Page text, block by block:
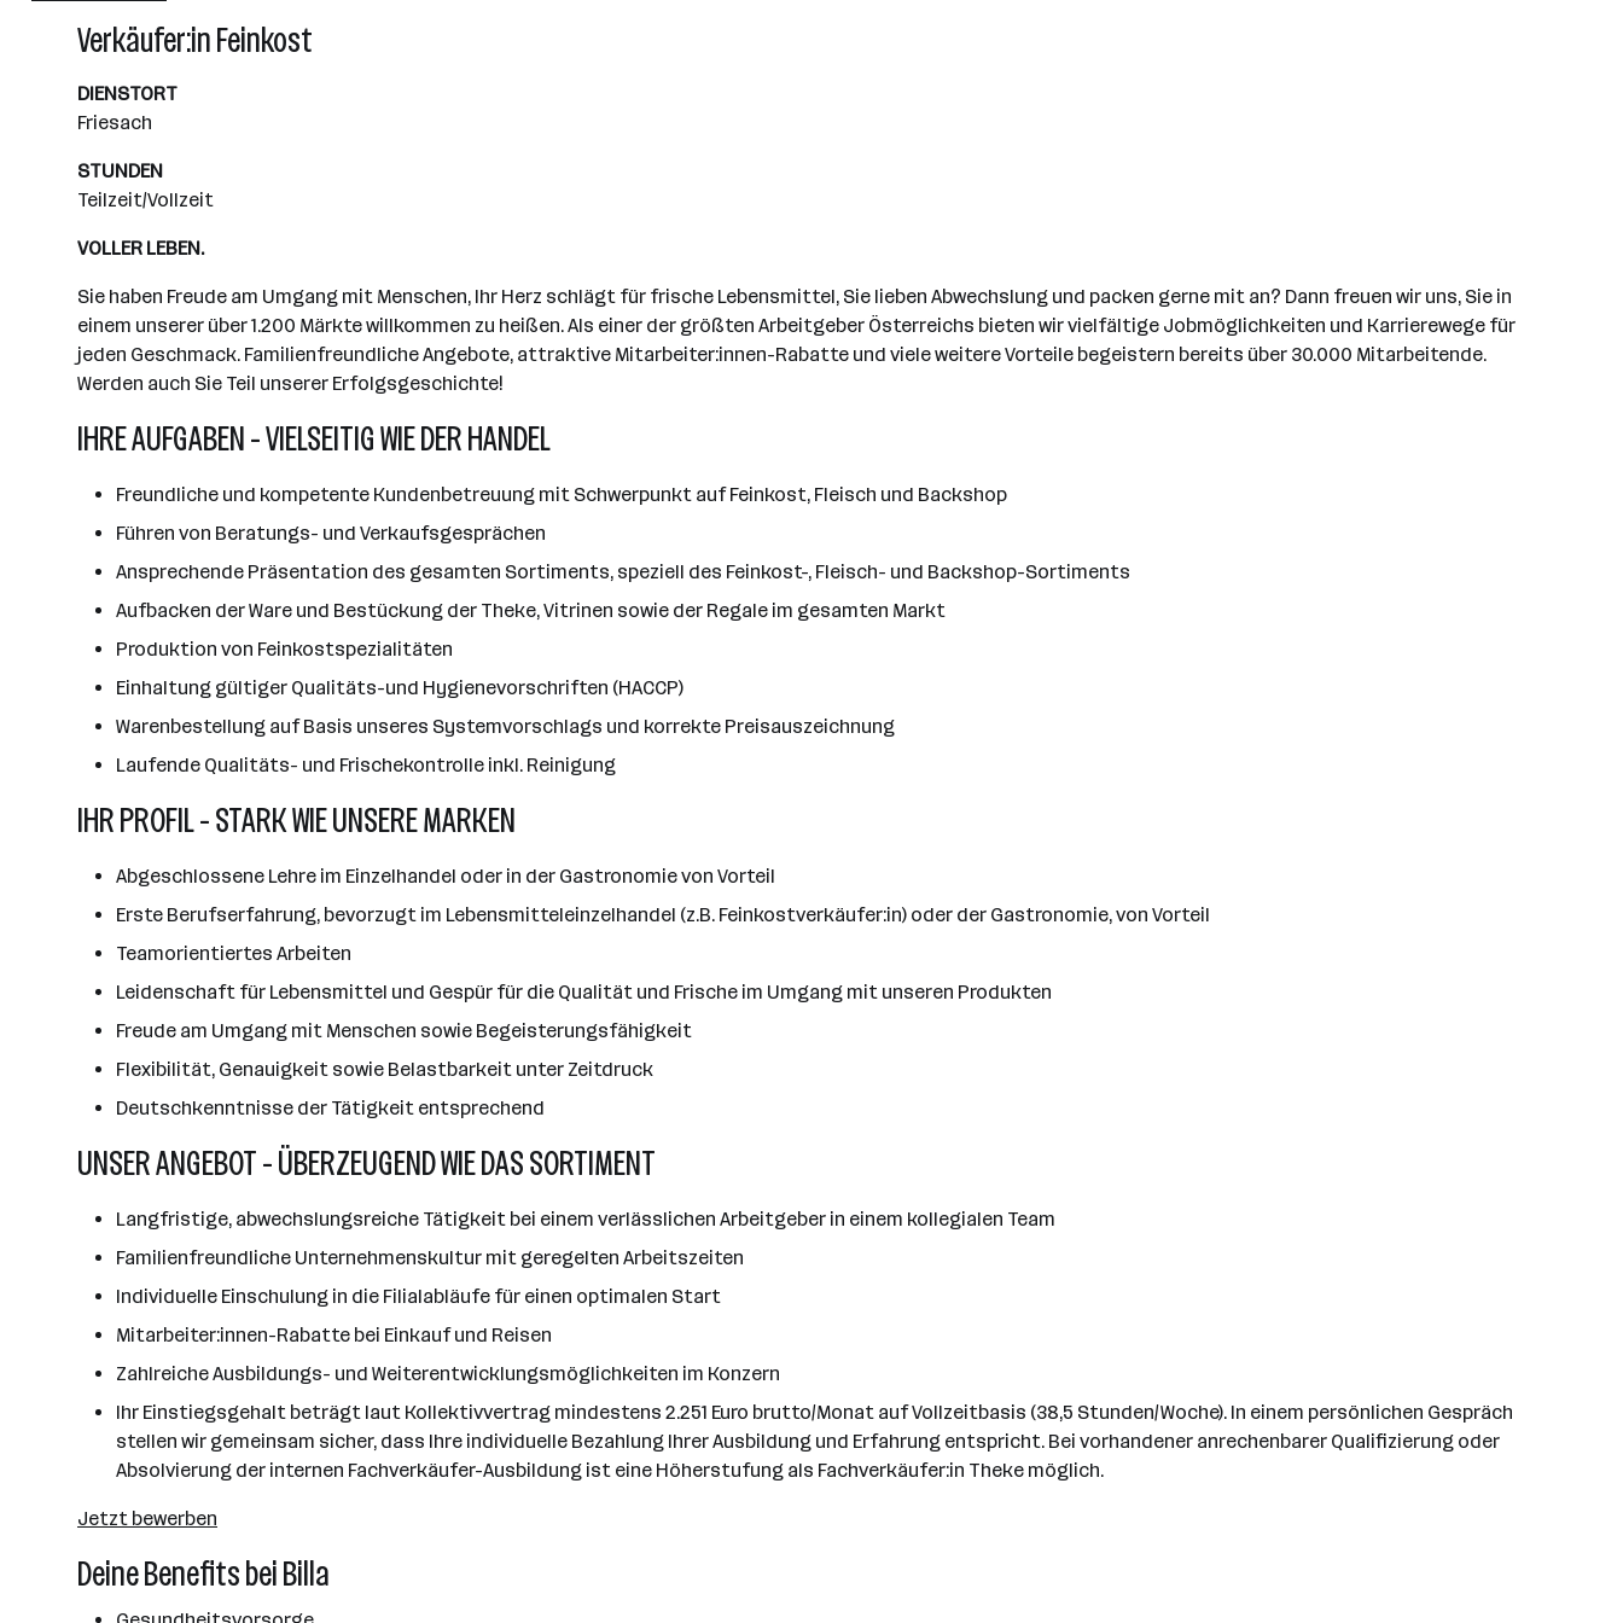
Wiener Neudorf
Verkäufer:in Feinkost
DIENSTORT
Friesach
STUNDEN
Teilzeit/Vollzeit
VOLLER LEBEN.
Sie haben Freude am Umgang mit Menschen, Ihr Herz schlägt für frische Lebensmittel, Sie lieben Abwechslung und packen gerne mit an? Dann freuen wir uns, Sie in
einem unserer über 1.200 Märkte willkommen zu heißen. Als einer der größten Arbeitgeber Österreichs bieten wir vielfältige Jobmöglichkeiten und Karrierewege für
jeden Geschmack. Familienfreundliche Angebote, attraktive Mitarbeiter:innen-Rabatte und viele weitere Vorteile begeistern bereits über 30.000 Mitarbeitende.
Werden auch Sie Teil unserer Erfolgsgeschichte!
IHRE AUFGABEN - VIELSEITIG WIE DER HANDEL
Freundliche und kompetente Kundenbetreuung mit Schwerpunkt auf Feinkost, Fleisch und Backshop
Führen von Beratungs- und Verkaufsgesprächen
Ansprechende Präsentation des gesamten Sortiments, speziell des Feinkost-, Fleisch- und Backshop-Sortiments
Aufbacken der Ware und Bestückung der Theke, Vitrinen sowie der Regale im gesamten Markt
Produktion von Feinkostspezialitäten
Einhaltung gültiger Qualitäts-und Hygienevorschriften (HACCP)
Warenbestellung auf Basis unseres Systemvorschlags und korrekte Preisauszeichnung
Laufende Qualitäts- und Frischekontrolle inkl. Reinigung
IHR PROFIL - STARK WIE UNSERE MARKEN
Abgeschlossene Lehre im Einzelhandel oder in der Gastronomie von Vorteil
Erste Berufserfahrung, bevorzugt im Lebensmitteleinzelhandel (z.B. Feinkostverkäufer:in) oder der Gastronomie, von Vorteil
Teamorientiertes Arbeiten
Leidenschaft für Lebensmittel und Gespür für die Qualität und Frische im Umgang mit unseren Produkten
Freude am Umgang mit Menschen sowie Begeisterungsfähigkeit
Flexibilität, Genauigkeit sowie Belastbarkeit unter Zeitdruck
Deutschkenntnisse der Tätigkeit entsprechend
UNSER ANGEBOT - ÜBERZEUGEND WIE DAS SORTIMENT
Langfristige, abwechslungsreiche Tätigkeit bei einem verlässlichen Arbeitgeber in einem kollegialen Team
Familienfreundliche Unternehmenskultur mit geregelten Arbeitszeiten
Individuelle Einschulung in die Filialabläufe für einen optimalen Start
Mitarbeiter:innen-Rabatte bei Einkauf und Reisen
Zahlreiche Ausbildungs- und Weiterentwicklungsmöglichkeiten im Konzern
Ihr Einstiegsgehalt beträgt laut Kollektivvertrag mindestens 2.251 Euro brutto/Monat auf Vollzeitbasis (38,5 Stunden/Woche). In einem persönlichen Gespräch
stellen wir gemeinsam sicher, dass Ihre individuelle Bezahlung Ihrer Ausbildung und Erfahrung entspricht. Bei vorhandener anrechenbarer Qualifizierung oder
Absolvierung der internen Fachverkäufer-Ausbildung ist eine Höherstufung als Fachverkäufer:in Theke möglich.
Jetzt bewerben
Deine Benefits bei Billa